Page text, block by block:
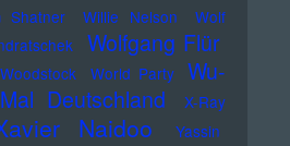
Shatner Willie Nelson
Wolf
Wolfgang Flür
Woodstock World Party
Wu-
Deutschland
X-Ray
Naidoo
Yassin